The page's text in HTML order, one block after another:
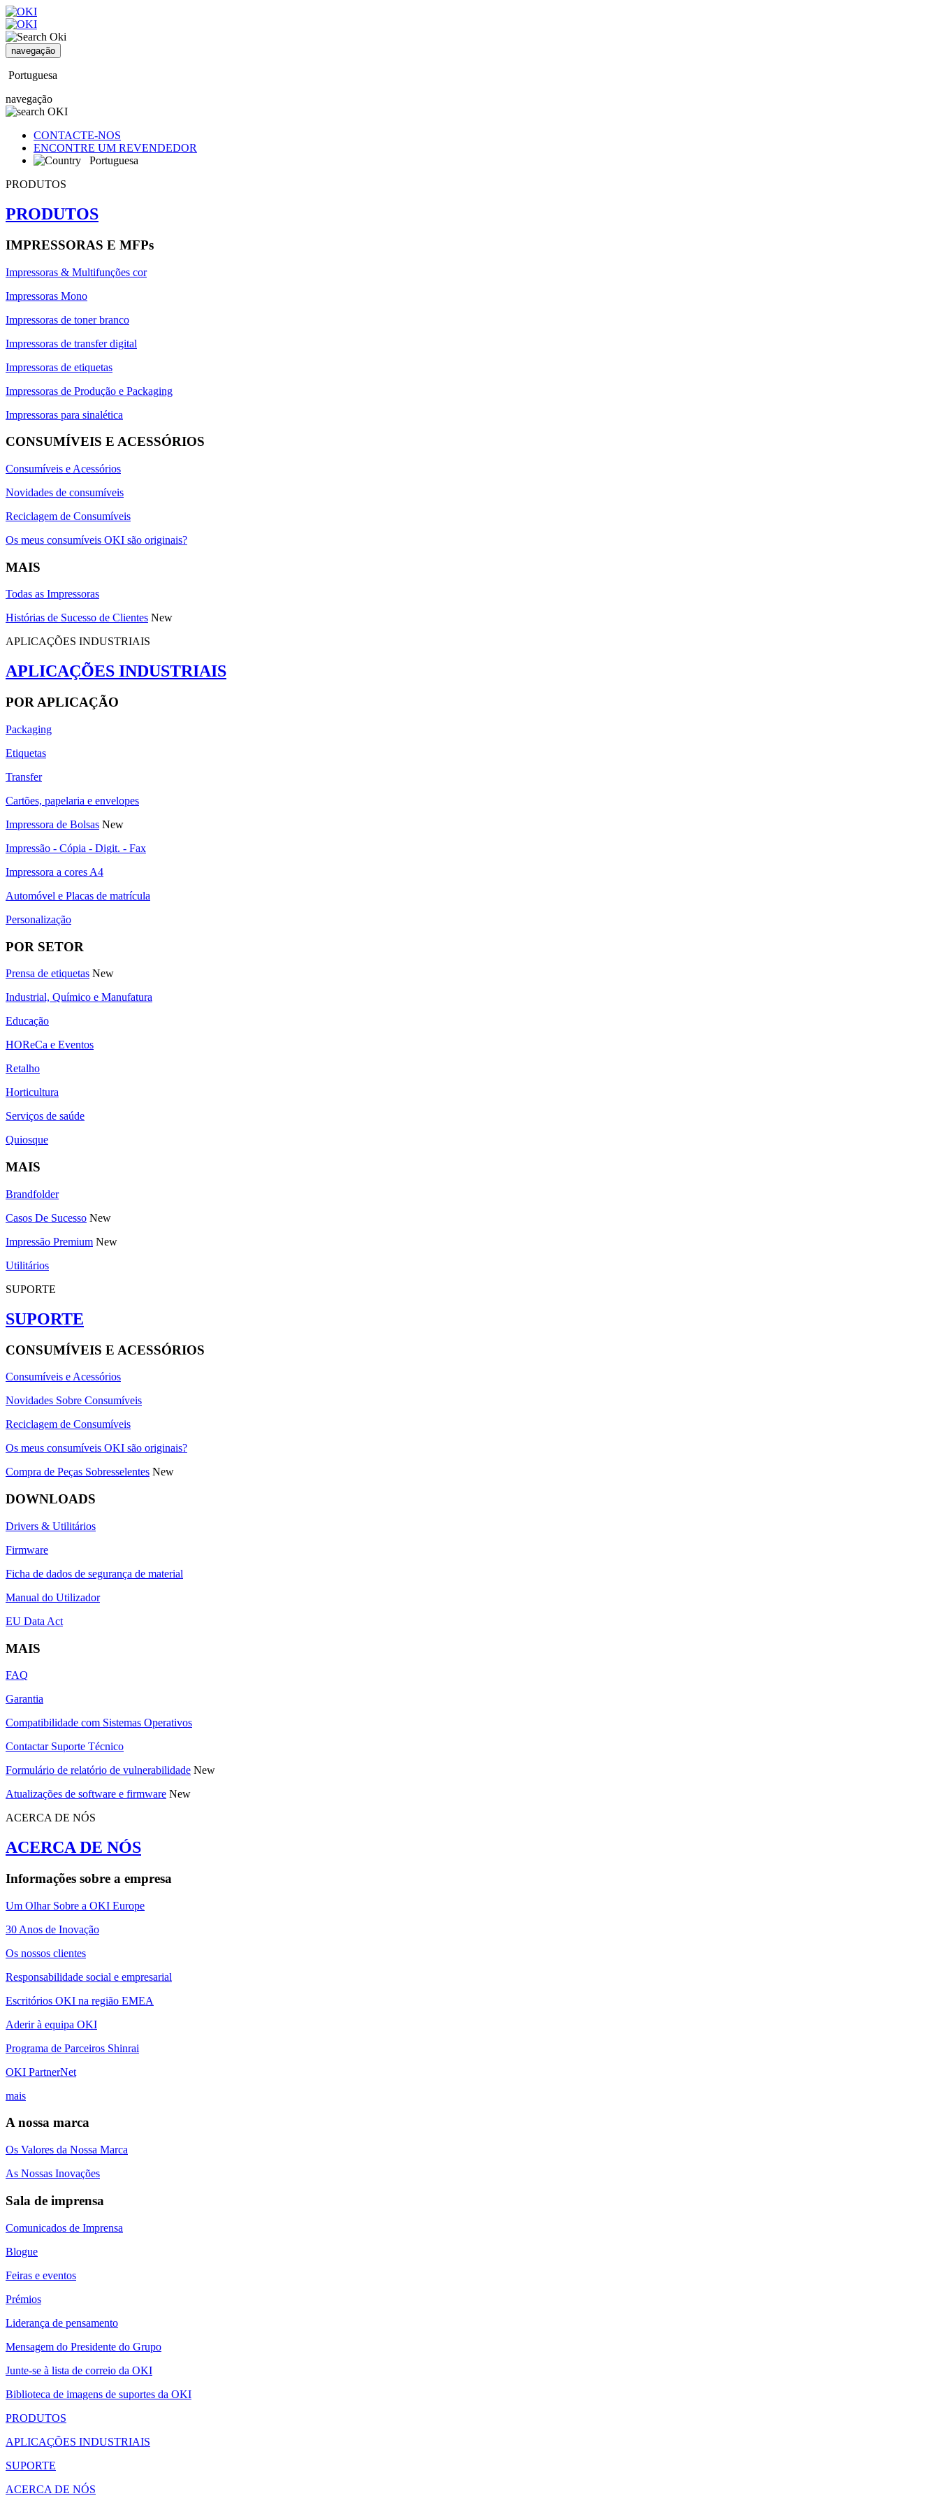
navegação
Portuguesa
navegação
CONTACTE-NOS
ENCONTRE UM REVENDEDOR
Portuguesa
PRODUTOS
PRODUTOS
IMPRESSORAS E MFPs
Impressoras & Multifunções cor
Impressoras Mono
Impressoras de toner branco
Impressoras de transfer digital
Impressoras de etiquetas
Impressoras de Produção e Packaging
Impressoras para sinalética
CONSUMÍVEIS E ACESSÓRIOS
Consumíveis e Acessórios
Novidades de consumíveis
Reciclagem de Consumíveis
Os meus consumíveis OKI são originais?
MAIS
Todas as Impressoras
Histórias de Sucesso de Clientes New
APLICAÇÕES INDUSTRIAIS
APLICAÇÕES INDUSTRIAIS
POR APLICAÇÃO
Packaging
Etiquetas
Transfer
Cartões, papelaria e envelopes
Impressora de Bolsas New
Impressão - Cópia - Digit. - Fax
Impressora a cores A4
Automóvel e Placas de matrícula
Personalização
POR SETOR
Prensa de etiquetas New
Industrial, Químico e Manufatura
Educação
HOReCa e Eventos
Retalho
Horticultura
Serviços de saúde
Quiosque
MAIS
Brandfolder
Casos De Sucesso New
Impressão Premium New
Utilitários
SUPORTE
SUPORTE
CONSUMÍVEIS E ACESSÓRIOS
Consumíveis e Acessórios
Novidades Sobre Consumíveis
Reciclagem de Consumíveis
Os meus consumíveis OKI são originais?
Compra de Peças Sobresselentes New
DOWNLOADS
Drivers & Utilitários
Firmware
Ficha de dados de segurança de material
Manual do Utilizador
EU Data Act
MAIS
FAQ
Garantia
Compatibilidade com Sistemas Operativos
Contactar Suporte Técnico
Formulário de relatório de vulnerabilidade New
Atualizações de software e firmware New
ACERCA DE NÓS
ACERCA DE NÓS
Informações sobre a empresa
Um Olhar Sobre a OKI Europe
30 Anos de Inovação
Os nossos clientes
Responsabilidade social e empresarial
Escritórios OKI na região EMEA
Aderir à equipa OKI
Programa de Parceiros Shinrai
OKI PartnerNet
mais
A nossa marca
Os Valores da Nossa Marca
As Nossas Inovações
Sala de imprensa
Comunicados de Imprensa
Blogue
Feiras e eventos
Prémios
Liderança de pensamento
Mensagem do Presidente do Grupo
Junte-se à lista de correio da OKI
Biblioteca de imagens de suportes da OKI
PRODUTOS
APLICAÇÕES INDUSTRIAIS
SUPORTE
ACERCA DE NÓS